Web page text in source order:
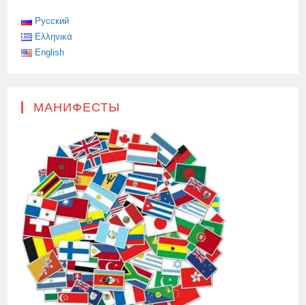
Русский
Ελληνικά
English
МАНИФЕСТЫ